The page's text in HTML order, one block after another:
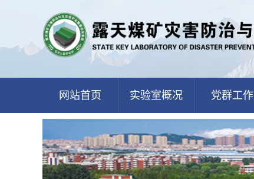
网站首页 实验室概况 党群工作